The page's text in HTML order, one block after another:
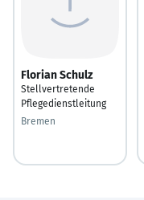
Florian Schulz
Stellvertretende
Pflegedienstleitung
Bremen